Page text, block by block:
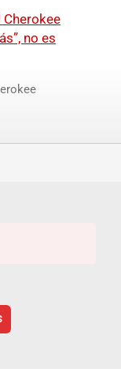
Cherokee
no es